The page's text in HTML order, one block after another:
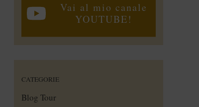
Vai al mio canale
YOUTUBE!
CATEGORIE
Blog Tour